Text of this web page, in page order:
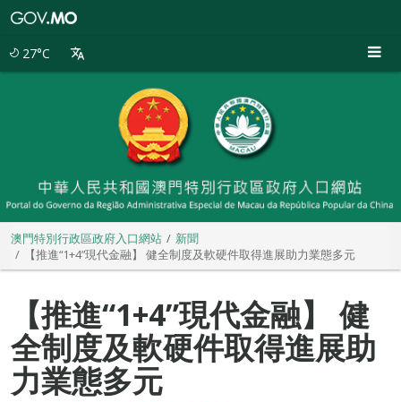
27°C
澳門特別行政區政府入口網站
新聞
【推進“1+4”現代金融】 健全制度及軟硬件取得進展助力業態多元
【推進“1+4”現代金融】 健
全制度及軟硬件取得進展助
力業態多元